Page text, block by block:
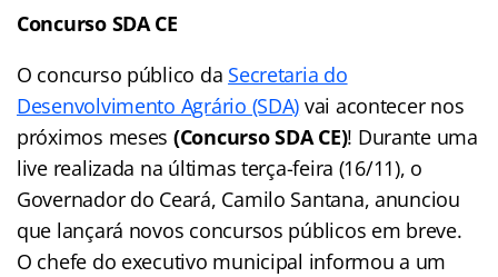
Concurso SDA CE
O concurso público da Secretaria do
Desenvolvimento Agrário (SDA) vai acontecer nos
próximos meses (Concurso SDA CE)! Durante uma
live realizada na últimas terça-feira (16/11), o
Governador do Ceará, Camilo Santana, anunciou
que lançará novos concursos públicos em breve.
O chefe do executivo municipal informou a um